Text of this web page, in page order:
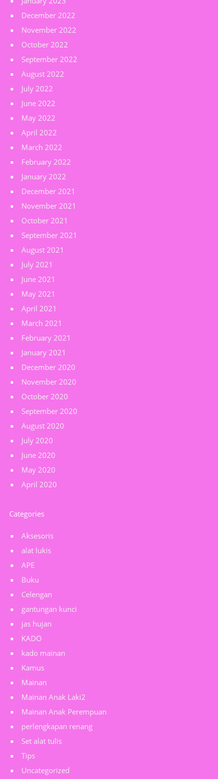
December 2022
November 2022
October 2022
September 2022
August 2022
July 2022
June 2022
May 2022
April 2022
March 2022
February 2022
January 2022
December 2021
November 2021
October 2021
September 2021
August 2021
July 2021
June 2021
May 2021
April 2021
March 2021
February 2021
January 2021
December 2020
November 2020
October 2020
September 2020
August 2020
July 2020
June 2020
May 2020
April 2020
Categories
Aksesoris
alat lukis
APE
Buku
Celengan
gantungan kunci
jas hujan
KADO
kado mainan
Kamus
Mainan
Mainan Anak Laki2
Mainan Anak Perempuan
perlengkapan renang
Set alat tulis
Tips
Uncategorized